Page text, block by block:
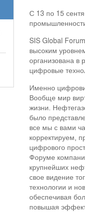
С 13 по 15
SIS Global
высоким
организована в
цифровые
Именно
Вообще мир
жизни.
было
все мы с вами
корректируем,
цифрового
Форуме
крупнейших
свое видение
технологии и
обеспечивая
повышая